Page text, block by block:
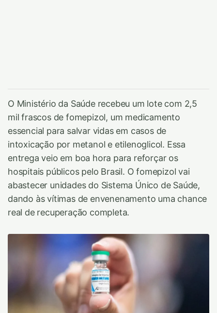
O Ministério da Saúde recebeu um lote com 2,5
mil frascos de fomepizol, um medicamento
essencial para salvar vidas em casos de
intoxicação por metanol e etilenoglicol. Essa
entrega veio em boa hora para reforçar os
hospitais públicos pelo Brasil. O fomepizol vai
abastecer unidades do Sistema Único de Saúde,
dando às vítimas de envenenamento uma chance
real de recuperação completa.